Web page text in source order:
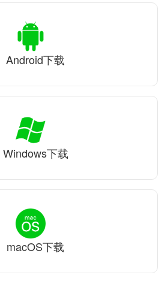
Android下载
Windows下载
macOS下载